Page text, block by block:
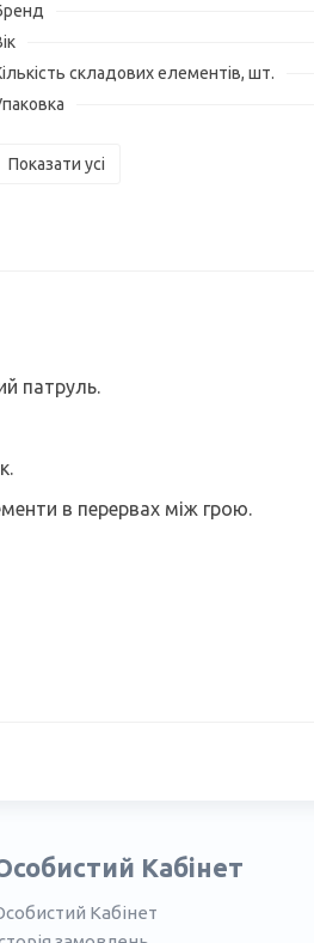
складових елементів, шт.
Показати усі
патруль.
в перервах між грою.
Кабінет
Кабінет